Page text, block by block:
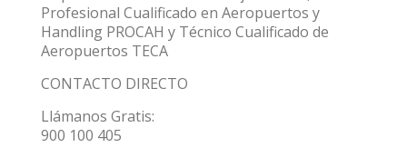
Profesional Cualificado en Aeropuertos y
Handling PROCAH y Técnico Cualificado de
Aeropuertos TECA
CONTACTO DIRECTO
Llámanos Gratis:
900 100 405